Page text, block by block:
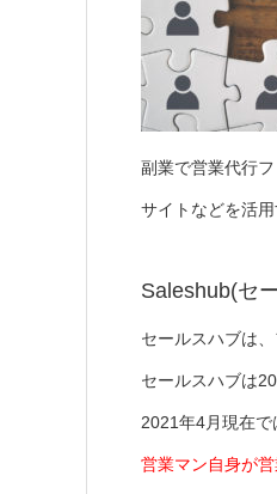
副業で営業代行
サイトなどを活用
Saleshub(セ
セールスハブは
セールスハブは
2021年4月現在で
営業マン自身が